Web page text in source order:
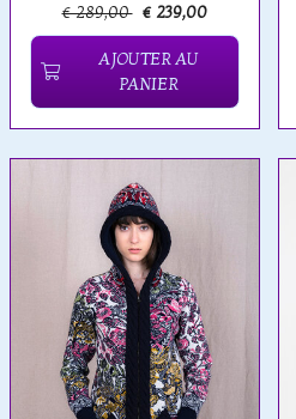
€ 289,00 € 239,00
AJOUTER AU
PANIER